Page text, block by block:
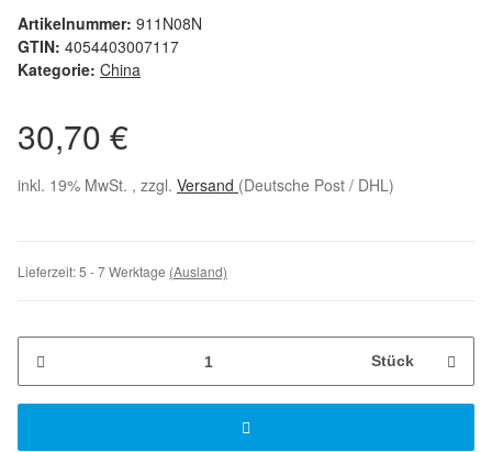
Artikelnummer: 911N08N
GTIN: 4054403007117
Kategorie: China
30,70 €
inkl. 19% MwSt. , zzgl. Versand (Deutsche Post / DHL)
Lieferzeit:5 - 7 Werktage (Ausland)
Stück